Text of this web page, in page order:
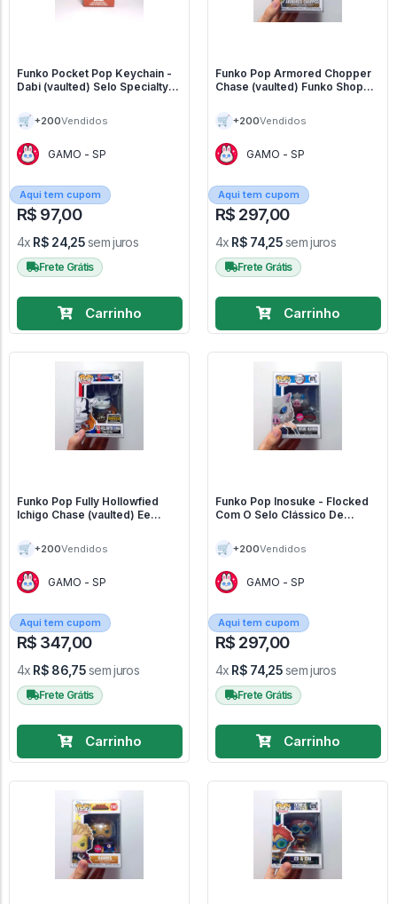
Funko Pocket Pop Keychain -
Dabi (vaulted) Selo Specialty
🛒 +200Vendidos
GAMO - SP
Aqui tem cupom
R$ 97,00
4x R$ 24,25sem juros
Frete Grátis
Carrinho
Funko Pop Armored Chopper
Chase (vaulted) Funko Shop
🛒 +200Vendidos
GAMO - SP
Aqui tem cupom
R$ 297,00
4x R$ 74,25sem juros
Frete Grátis
Carrinho
Funko Pop Fully Hollowfied
Ichigo Chase (vaulted) Ee
🛒 +200Vendidos
GAMO - SP
Aqui tem cupom
R$ 347,00
4x R$ 86,75sem juros
Frete Grátis
Carrinho
Funko Pop Inosuke - Flocked
Com O Selo Clássico De
Demon Slayer: Kimetsu No
Yaiba #875
🛒 +200Vendidos
GAMO - SP
Aqui tem cupom
R$ 297,00
4x R$ 74,25sem juros
Frete Grátis
Carrinho